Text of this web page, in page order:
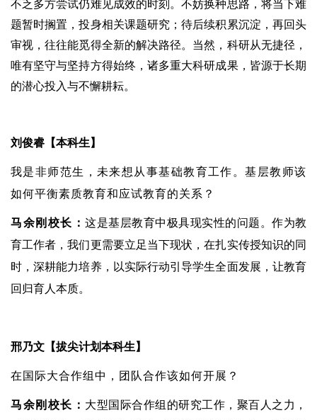
不乏多方尝试仍难见成效的时刻。不妨换种思路，将当下难
题暂时搁置，投身相关课题研究；待后续积累沉淀，再回头
审视，往往能觅得全新的解决路径。当然，科研从无捷径，
唯有坚守与坚持方得始终，诸多重大科研成果，皆源于长期
的潜心投入与不懈耕耘。
刘俊睿【本科生】
我是非师范生，未来想从事基础教育工作。基层教师该
如何平衡素质教育和应试教育的关系？
马余刚校长： 这是基层教育中极具现实性的问题。作为教
育工作者，我们更需要立足当下现状，在扎实传授知识的同
时，深耕能力培养，以实际行动引导学生全面发展，让教育
回归育人本质。
邢乃文【拔尖计划本科生】
在国际大合作组中，团队合作该如何开展？
马余刚校长： 大型国际合作组的研究工作，聚百人之力，